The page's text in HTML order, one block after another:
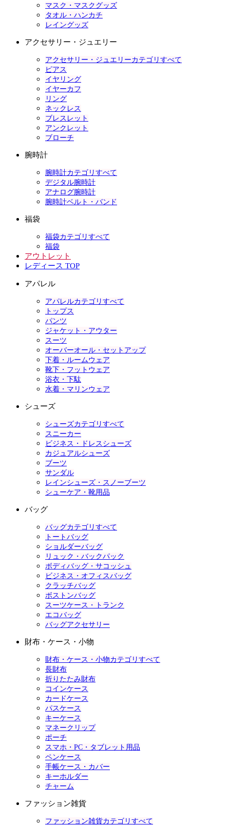
マスク・マスクグッズ
タオル・ハンカチ
レイングッズ
アクセサリー・ジュエリー
アクセサリー・ジュエリーカテゴリすべて
ピアス
イヤリング
イヤーカフ
リング
ネックレス
ブレスレット
アンクレット
ブローチ
腕時計
腕時計カテゴリすべて
デジタル腕時計
アナログ腕時計
腕時計ベルト・バンド
福袋
福袋カテゴリすべて
福袋
アウトレット
レディース TOP
アパレル
アパレルカテゴリすべて
トップス
パンツ
ジャケット・アウター
スーツ
オーバーオール・セットアップ
下着・ルームウェア
靴下・フットウェア
浴衣・下駄
水着・マリンウェア
シューズ
シューズカテゴリすべて
スニーカー
ビジネス・ドレスシューズ
カジュアルシューズ
ブーツ
サンダル
レインシューズ・スノーブーツ
シューケア・靴用品
バッグ
バッグカテゴリすべて
トートバッグ
ショルダーバッグ
リュック・バックパック
ボディバッグ・サコッシュ
ビジネス・オフィスバッグ
クラッチバッグ
ボストンバッグ
スーツケース・トランク
エコバッグ
バッグアクセサリー
財布・ケース・小物
財布・ケース・小物カテゴリすべて
長財布
折りたたみ財布
コインケース
カードケース
パスケース
キーケース
マネークリップ
ポーチ
スマホ・PC・タブレット用品
ペンケース
手帳ケース・カバー
キーホルダー
チャーム
ファッション雑貨
ファッション雑貨カテゴリすべて